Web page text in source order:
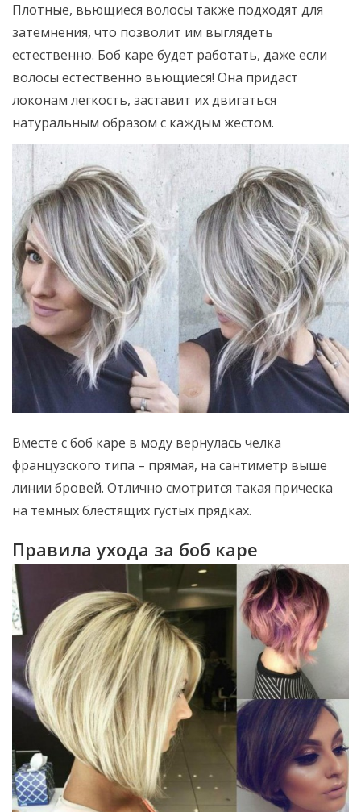
Плотные, вьющиеся волосы также подходят для
затемнения, что позволит им выглядеть
естественно. Боб каре будет работать, даже если
волосы естественно вьющиеся! Она придаст
локонам легкость, заставит их двигаться
натуральным образом с каждым жестом.
Вместе с боб каре в моду вернулась челка
французского типа – прямая, на сантиметр выше
линии бровей. Отлично смотрится такая прическа
на темных блестящих густых прядках.
Правила ухода за боб каре